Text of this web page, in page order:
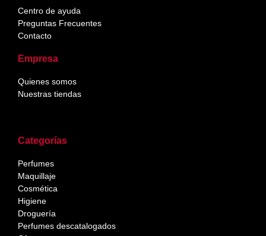
Categorías
Perfumes
Maquillaje
Cosmética
Higiene
Droguería
Perfumes descatalogados
Centro de ayuda
Preguntas Frecuentes
Contacto
Empresa
Quienes somos
Nuestras tiendas